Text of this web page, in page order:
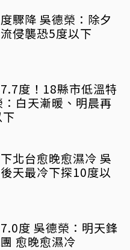
驟降 吳德榮：除夕
侵襲恐5度以下
度！18縣市低溫特
：白天漸暖、明晨再
北台愈晚愈濕冷 吳
天最冷下探10度以
度 吳德榮：明天鋒
愈晚愈濕冷